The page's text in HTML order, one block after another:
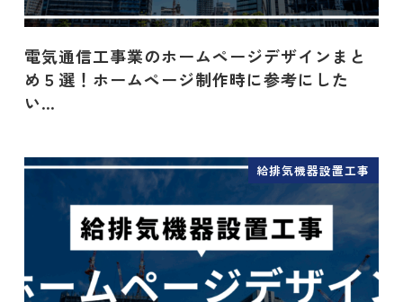
電気通信工事業のホームページデザインまと
め５選！ホームページ制作時に参考にした
い…
給排気機器設置工事